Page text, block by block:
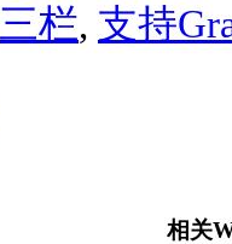
三栏, 支持
相关